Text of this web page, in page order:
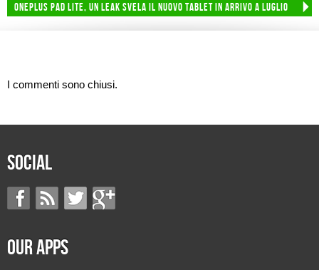
OnePlus Pad Lite, un leak svela il nuovo tablet in arrivo a luglio
I commenti sono chiusi.
Social
Our Apps